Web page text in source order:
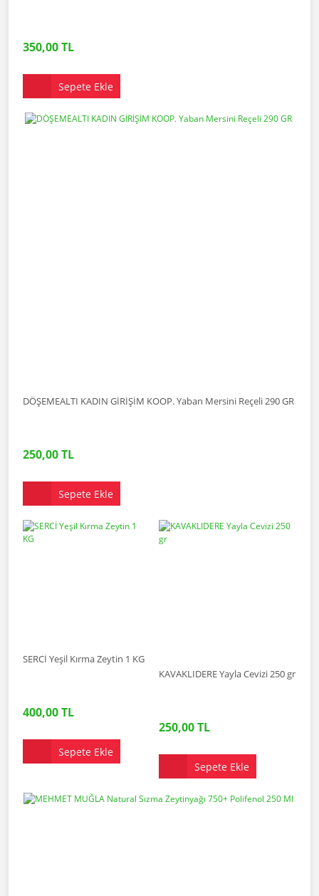
350,00 TL
Sepete Ekle
DÖŞEMEALTI KADIN GİRİŞİM KOOP. Yaban Mersini Reçeli 290 GR
250,00 TL
Sepete Ekle
SERCİ Yeşil Kırma Zeytin 1 KG
400,00 TL
Sepete Ekle
KAVAKLIDERE Yayla Cevizi 250 gr
250,00 TL
Sepete Ekle